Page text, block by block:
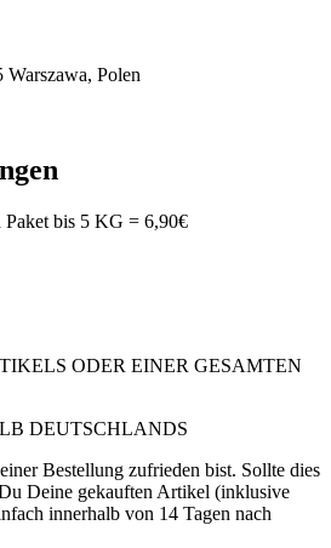
Polen
Paket bis 5 KG = 6,90€
ODER EINER GESAMTEN
DEUTSCHLANDS
Bestellung zufrieden bist. Sollte dies
Deine gekauften Artikel (inklusive
innerhalb von 14 Tagen nach